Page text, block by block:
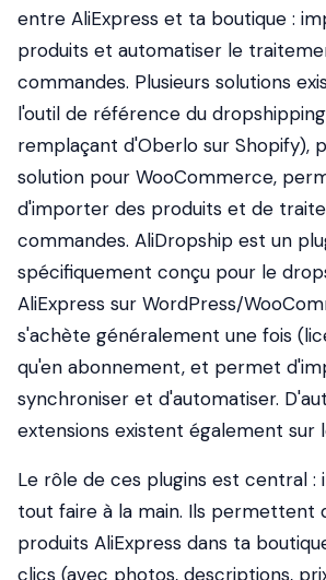
entre AliExpress et ta boutique :
produits et automatiser le
commandes. Plusieurs solutions
l'outil de référence du
remplaçant d'Oberlo sur Shopify),
solution pour WooCommerce,
d'importer des produits et de
commandes. AliDropship est un
spécifiquement conçu pour le
AliExpress sur WordPress/
s'achète généralement une fois
qu'en abonnement, et permet
synchroniser et d'automatiser.
extensions existent également sur
Le rôle de ces plugins est central :
tout faire à la main. Ils permettent
produits AliExpress dans ta
clics (avec photos, descriptions,